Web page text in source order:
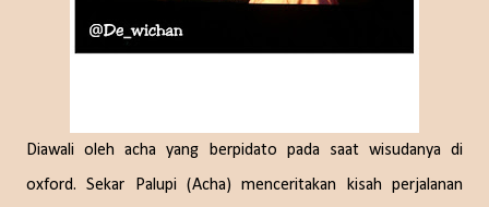
Diawali oleh acha yang berpidato pada saat wisudanya di
oxford. Sekar Palupi (Acha) menceritakan kisah perjalanan